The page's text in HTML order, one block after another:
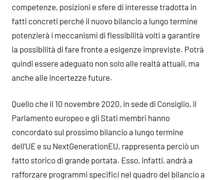
competenze, posizioni e sfere di interesse tradotta in
fatti concreti perché il nuovo bilancio a lungo termine
potenzierà i meccanismi di flessibilità volti a garantire
la possibilità di fare fronte a esigenze impreviste. Potrà
quindi essere adeguato non solo alle realtà attuali, ma
anche alle incertezze future.
Quello che il 10 novembre 2020, in sede di Consiglio, il
Parlamento europeo e gli Stati membri hanno
concordato sul prossimo bilancio a lungo termine
dell’UE e su NextGenerationEU, rappresenta perciò un
fatto storico di grande portata. Esso, infatti, andrà a
rafforzare programmi specifici nel quadro del bilancio a